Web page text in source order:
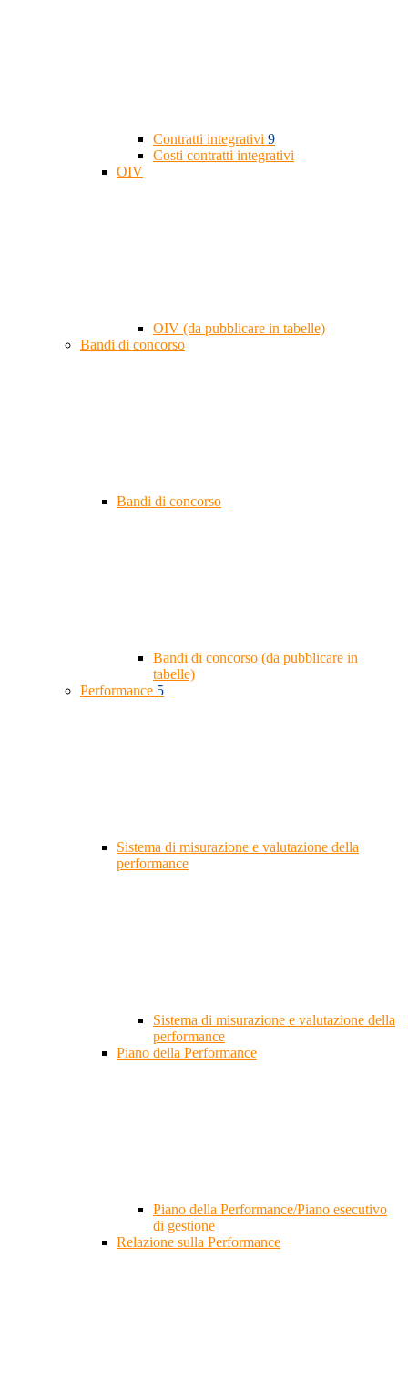
Contratti integrativi 9
Costi contratti integrativi
OIV
OIV (da pubblicare in tabelle)
Bandi di concorso
Bandi di concorso
Bandi di concorso (da pubblicare in
tabelle)
Performance 5
Sistema di misurazione e valutazione della
performance
Sistema di misurazione e valutazione della
performance
Piano della Performance
Piano della Performance/Piano esecutivo
di gestione
Relazione sulla Performance